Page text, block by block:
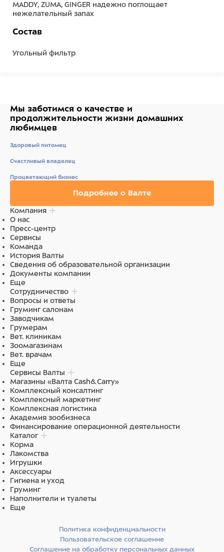
MADDY, ZUMA, GINGER надежно поглощает
нежелательный запах
Состав
Угольный фильтр
Мы заботимся о качестве и
продолжительности жизни домашних
любимцев
Здоровый питомец
Счастливый владелец
Процветающий бизнес
Подробнее о Валте
Компания
О нас
Пресс-центр
Сервисы
Команда
История Валты
Сведения об образовательной организации
Документы компании
Еще
Сотрудничество
Вопросы и ответы
Груминг салонам
Заводчикам
Грумерам
Вет. клиникам
Зоомагазинам
Вет. врачам
Еще
Сервисы Валты
Магазины «Валта Cash&Carry»
Комплексный консалтинг
Комплексный маркетинг
Комплексная логистика
Академия зообизнеса
Финансирование операционной деятельности
Каталог
Корма
Лакомства
Игрушки
Аксессуары
Гигиена и уход
Груминг
Наполнители и туалеты
Еще
Политика конфиденциальности
Пользовательское соглашение
Соглашение на обработку персональных данных